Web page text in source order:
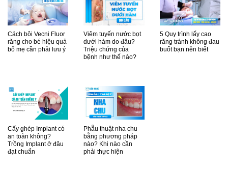
Cách bôi Vecni Fluor
răng cho bé hiệu quả
bố mẹ cần phải lưu ý
Viêm tuyến nước bọt
dưới hàm do đâu?
Triệu chứng của
bệnh như thế nào?
5 Quy trình lấy cao
răng tránh không đau
buốt bạn nên biết
Cấy ghép Implant có
an toàn không?
Trồng Implant ở đâu
đạt chuẩn
Phẫu thuật nha chu
bằng phương pháp
nào? Khi nào cần
phải thực hiện